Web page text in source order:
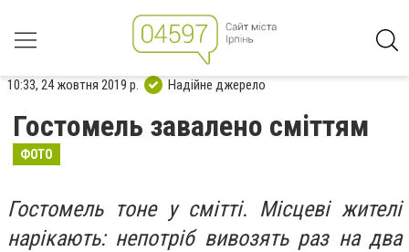
10:33, 24 жовтня 2019 р. Надійне джерело
Гостомель завалено сміттям
ФОТО
Гостомель тоне у смітті. Місцеві жителі
нарікають: непотріб вивозять раз на два